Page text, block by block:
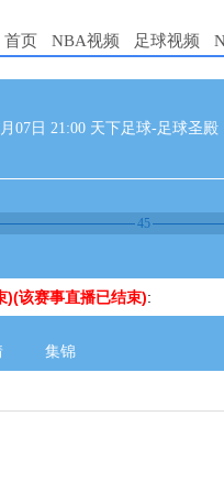
首页 NBA视频 足球视频
07日 21:00 天下足球-足球圣殿
45
)(该赛事直播已结束):
集锦